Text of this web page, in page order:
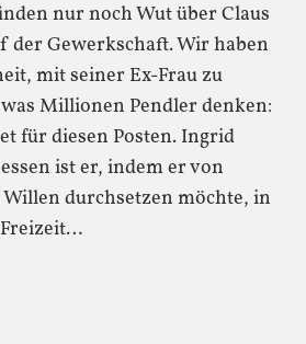
nur noch Wut über Claus
der Gewerkschaft. Wir haben
mit seiner Ex-Frau zu
Millionen Pendler denken:
für diesen Posten. Ingrid
ist er, indem er von
durchsetzen möchte, in